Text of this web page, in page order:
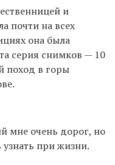
и
почти на всех
она была
серия снимков — 10
поход в горы
мне очень дорог, но
узнать при жизни.